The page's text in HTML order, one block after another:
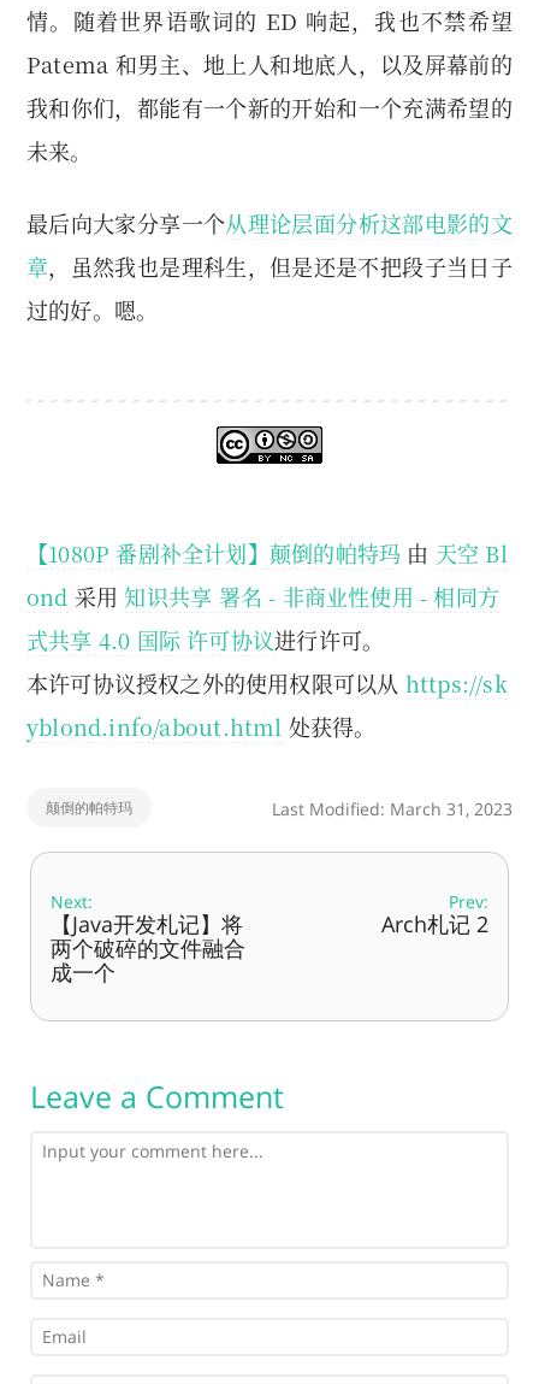
情。随着世界语歌词的 ED 响起，我也不禁希望
Patema 和男主、地上人和地底人，以及屏幕前的
我和你们，都能有一个新的开始和一个充满希望的
未来。
最后向大家分享一个从理论层面分析这部电影的文
章，虽然我也是理科生，但是还是不把段子当日子
过的好。嗯。
【1080P 番剧补全计划】颠倒的帕特玛 由 天空 Bl
ond 采用 知识共享 署名 - 非商业性使用 - 相同方
式共享 4.0 国际 许可协议进行许可。
本许可协议授权之外的使用权限可以从 https://sk
yblond.info/about.html 处获得。
颠倒的帕特玛 Last Modified: March 31, 2023
Next:
【Java开发札记】将
两个破碎的文件融合
成一个
Prev:
Arch札记 2
Leave a Comment